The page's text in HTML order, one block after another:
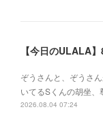
【今日のULALA
ぞうさんと、ぞうさ
いてるSくんの胡坐、
2026.08.04 07:24